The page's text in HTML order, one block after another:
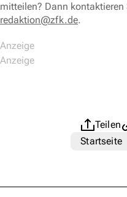
mitteilen? Dann kontaktieren
redaktion@zfk.de.
Teilen
Startseite